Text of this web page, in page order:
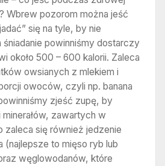
Wbrew pozorom można jeść
się na tyle, by nie
śniadanie powinniśmy dostarczy
około 500 – 600 kalorii. Zaleca
owsianych z mlekiem i
owoców, czyli np. banana
zjeść zupę, by
zawartych w
zaleca się również jedzenie
(najlepsze to mięso ryb lub
węglowodanów, które